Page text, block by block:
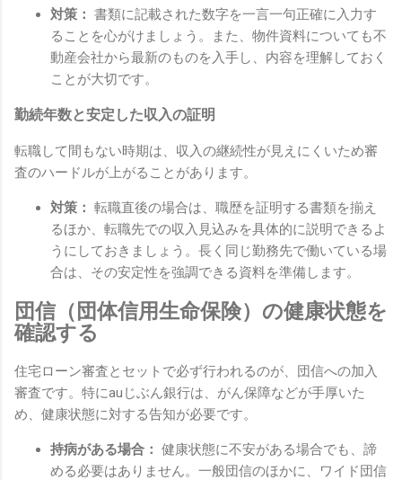
対策： 書類に記載された数字を一言一句正確に入力す
ることを心がけましょう。また、物件資料についても不
動産会社から最新のものを入手し、内容を理解しておく
ことが大切です。
勤続年数と安定した収入の証明
転職して間もない時期は、収入の継続性が見えにくいため審
査のハードルが上がることがあります。
対策： 転職直後の場合は、職歴を証明する書類を揃え
るほか、転職先での収入見込みを具体的に説明できるよ
うにしておきましょう。長く同じ勤務先で働いている場
合は、その安定性を強調できる資料を準備します。
団信（団体信用生命保険）の健康状態を
確認する
住宅ローン審査とセットで必ず行われるのが、団信への加入
審査です。特にauじぶん銀行は、がん保障などが手厚いた
め、健康状態に対する告知が必要です。
持病がある場合： 健康状態に不安がある場合でも、諦
める必要はありません。一般団信のほかに、ワイド団信